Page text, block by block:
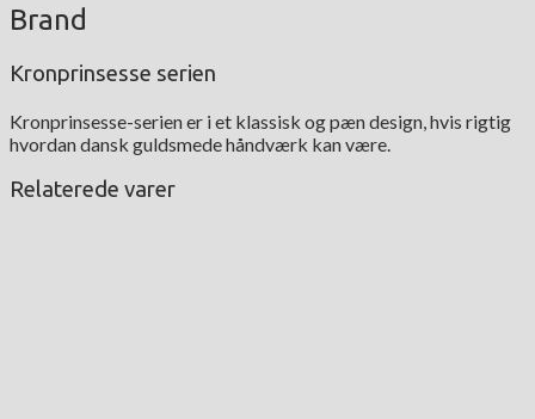
Brand
Kronprinsesse serien
Kronprinsesse-serien er i et klassisk og pæn design, hvis rigtig
hvordan dansk guldsmede håndværk kan være.
Relaterede varer